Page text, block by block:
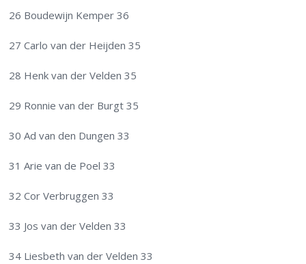
26 Boudewijn Kemper 36
27 Carlo van der Heijden 35
28 Henk van der Velden 35
29 Ronnie van der Burgt 35
30 Ad van den Dungen 33
31 Arie van de Poel 33
32 Cor Verbruggen 33
33 Jos van der Velden 33
34 Liesbeth van der Velden 33